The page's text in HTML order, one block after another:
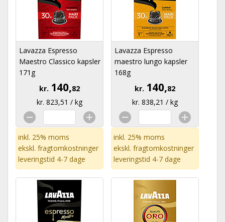
Lavazza Espresso
Maestro Classico kapsler
171g
kr. 140,82
kr. 823,51 / kg
inkl. 25% moms
ekskl. fragtomkostninger
leveringstid 4-7 dage
Lavazza Espresso
maestro lungo kapsler
168g
kr. 140,82
kr. 838,21 / kg
inkl. 25% moms
ekskl. fragtomkostninger
leveringstid 4-7 dage